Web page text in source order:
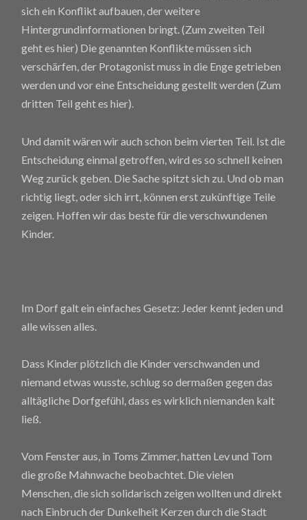
sich ein Konflikt aufbauen, der weitere
Hintergrundinformationen bringt. (Zum zweiten Teil
geht es hier) Die genannten Konflikte müssen sich
verschärfen, der Protagonist muss in die Enge getrieben
werden und vor eine Entscheidung gestellt werden (Zum
dritten Teil geht es hier).
Und damit wären wir auch schon beim vierten Teil. Ist die
Entscheidung einmal getroffen, wird es so schnell keinen
Weg zurück geben. Die Sache spitzt sich zu. Und ob man
richtig liegt, oder sich irrt, können erst zukünftige Teile
zeigen. Hoffen wir das beste für die verschwundenen
Kinder.
Im Dorf galt ein einfaches Gesetz: Jeder kennt jeden und
alle wissen alles.
Dass Kinder plötzlich die Kinder verschwanden und
niemand etwas wusste, schlug so dermaßen gegen das
alltägliche Dorfgefühl, dass es wirklich niemanden kalt
ließ.
Vom Fenster aus, in Toms Zimmer, hatten Lev und Tom
die große Mahnwache beobachtet. Die vielen
Menschen, die sich solidarisch zeigen wollten und direkt
nach Einbruch der Dunkelheit Kerzen durch die Stadt